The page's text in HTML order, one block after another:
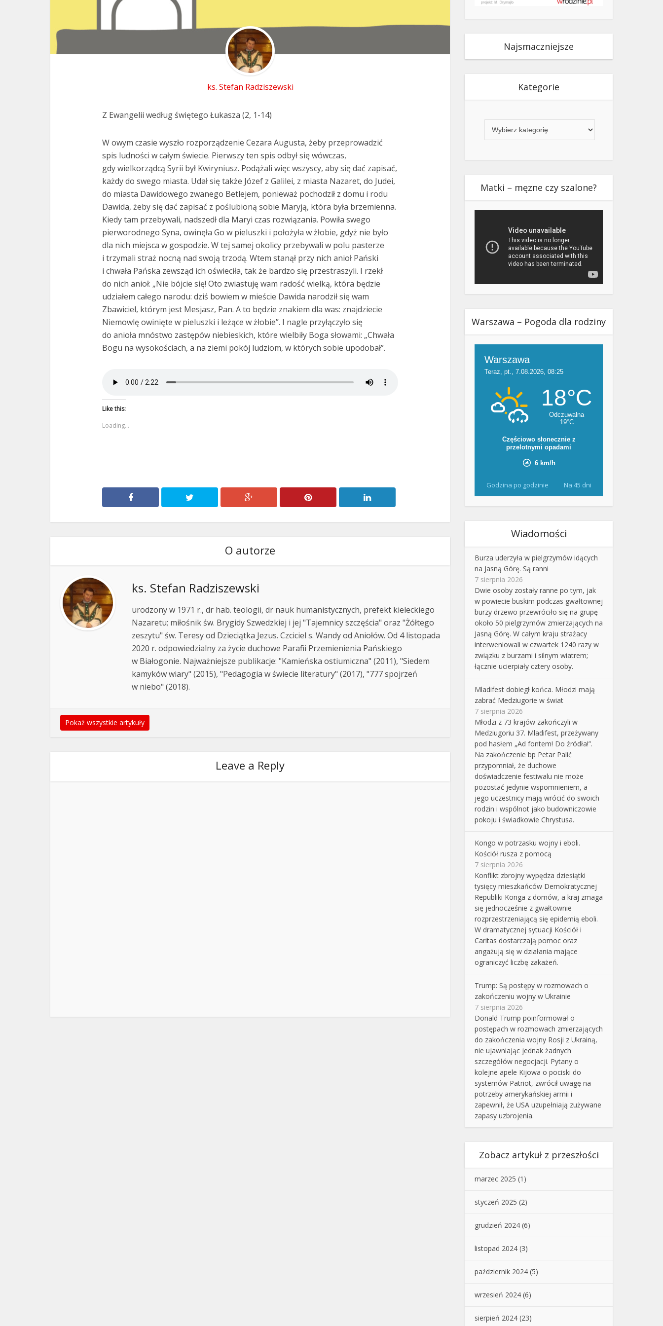
ks. Stefan Radziszewski
Z Ewangelii według świętego Łukasza (2, 1-14)
W owym czasie wyszło rozporządzenie Cezara Augusta, żeby przeprowadzić
spis ludności w całym świecie. Pierwszy ten spis odbył się wówczas,
gdy wielkorządcą Syrii był Kwiryniusz. Podążali więc wszyscy, aby się dać zapisać,
każdy do swego miasta. Udał się także Józef z Galilei, z miasta Nazaret, do Judei,
do miasta Dawidowego zwanego Betlejem, ponieważ pochodził z domu i rodu
Dawida, żeby się dać zapisać z poślubioną sobie Maryją, która była brzemienna.
Kiedy tam przebywali, nadszedł dla Maryi czas rozwiązania. Powiła swego
pierworodnego Syna, owinęła Go w pieluszki i położyła w żłobie, gdyż nie było
dla nich miejsca w gospodzie. W tej samej okolicy przebywali w polu pasterze
i trzymali straż nocną nad swoją trzodą. Wtem stanął przy nich anioł Pański
i chwała Pańska zewsząd ich oświeciła, tak że bardzo się przestraszyli. I rzekł
do nich anioł: „Nie bójcie się! Oto zwiastuję wam radość wielką, która będzie
udziałem całego narodu: dziś bowiem w mieście Dawida narodził się wam
Zbawiciel, którym jest Mesjasz, Pan. A to będzie znakiem dla was: znajdziecie
Niemowlę owinięte w pieluszki i leżące w żłobie”. I nagle przyłączyło się
do anioła mnóstwo zastępów niebieskich, które wielbiły Boga słowami: „Chwała
Bogu na wysokościach, a na ziemi pokój ludziom, w których sobie upodobał”.
Like this:
Loading...
O autorze
ks. Stefan Radziszewski
urodzony w 1971 r., dr hab. teologii, dr nauk humanistycznych, prefekt kieleckiego
Nazaretu; miłośnik św. Brygidy Szwedzkiej i jej "Tajemnicy szczęścia" oraz "Żółtego
zeszytu" św. Teresy od Dzieciątka Jezus. Czciciel s. Wandy od Aniołów. Od 4 listopada
2020 r. odpowiedzialny za życie duchowe Parafii Przemienienia Pańskiego
w Białogonie. Najważniejsze publikacje: "Kamieńska ostiumiczna" (2011), "Siedem
kamyków wiary" (2015), "Pedagogia w świecie literatury" (2017), "777 spojrzeń
w niebo" (2018).
Pokaż wszystkie artykuły
Leave a Reply
Najsmaczniejsze
Kategorie
Matki – męzne czy szalone?
Warszawa – Pogoda dla rodziny
Godzina po godzinie Na 45 dni
Wiadomości
Burza uderzyła w pielgrzymów idących
na Jasną Górę. Są ranni
7 sierpnia 2026
Dwie osoby zostały ranne po tym, jak
w powiecie buskim podczas gwałtownej
burzy drzewo przewróciło się na grupę
około 50 pielgrzymów zmierzających na
Jasną Górę. W całym kraju strażacy
interweniowali w czwartek 1240 razy w
związku z burzami i silnym wiatrem;
łącznie ucierpiały cztery osoby.
Mladifest dobiegł końca. Młodzi mają
zabrać Medziugorie w świat
7 sierpnia 2026
Młodzi z 73 krajów zakończyli w
Medziugoriu 37. Mladifest, przeżywany
pod hasłem „Ad fontem! Do źródła!”.
Na zakończenie bp Petar Palić
przypomniał, że duchowe
doświadczenie festiwalu nie może
pozostać jedynie wspomnieniem, a
jego uczestnicy mają wrócić do swoich
rodzin i wspólnot jako budowniczowie
pokoju i świadkowie Chrystusa.
Kongo w potrzasku wojny i eboli.
Kościół rusza z pomocą
7 sierpnia 2026
Konflikt zbrojny wypędza dziesiątki
tysięcy mieszkańców Demokratycznej
Republiki Konga z domów, a kraj zmaga
się jednocześnie z gwałtownie
rozprzestrzeniającą się epidemią eboli.
W dramatycznej sytuacji Kościół i
Caritas dostarczają pomoc oraz
angażują się w działania mające
ograniczyć liczbę zakażeń.
Trump: Są postępy w rozmowach o
zakończeniu wojny w Ukrainie
7 sierpnia 2026
Donald Trump poinformował o
postępach w rozmowach zmierzających
do zakończenia wojny Rosji z Ukrainą,
nie ujawniając jednak żadnych
szczegółów negocjacji. Pytany o
kolejne apele Kijowa o pociski do
systemów Patriot, zwrócił uwagę na
potrzeby amerykańskiej armii i
zapewnił, że USA uzupełniają zużywane
zapasy uzbrojenia.
Zobacz artykuł z przeszłości
marzec 2025 (1)
styczeń 2025 (2)
grudzień 2024 (6)
listopad 2024 (3)
październik 2024 (5)
wrzesień 2024 (6)
sierpień 2024 (23)